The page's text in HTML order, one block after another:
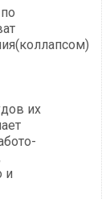
их
и